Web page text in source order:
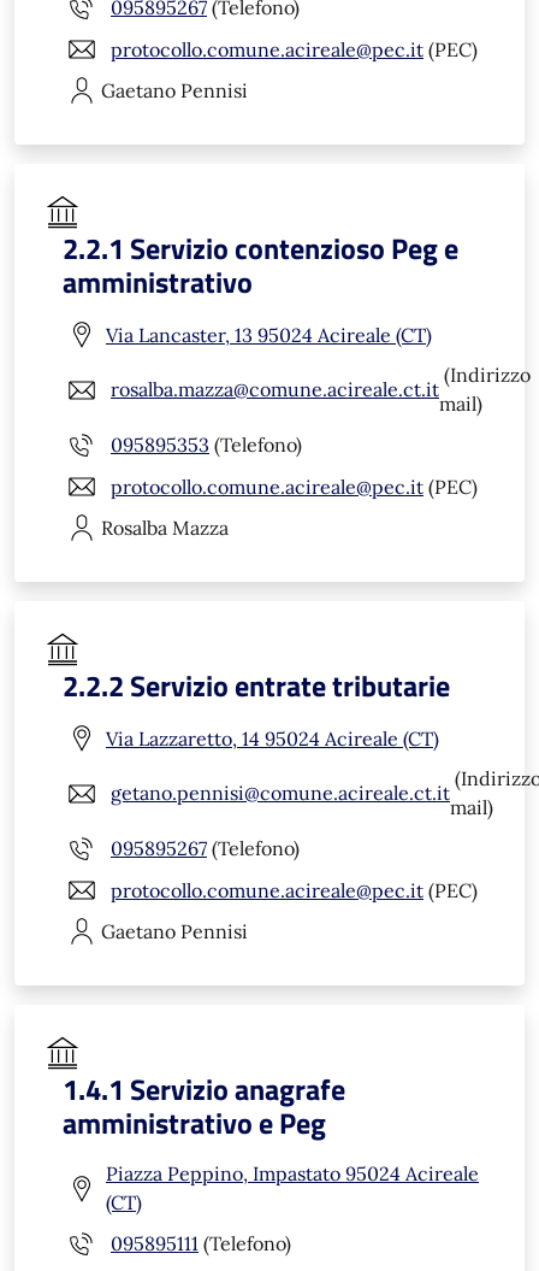
095895267 (Telefono)
protocollo.comune.acireale@pec.it (PEC)
Gaetano Pennisi
2.2.1 Servizio contenzioso Peg e
amministrativo
Via Lancaster, 13 95024 Acireale (CT)
rosalba.mazza@comune.acireale.ct.it
(Indirizzo
mail)
095895353 (Telefono)
protocollo.comune.acireale@pec.it (PEC)
Rosalba Mazza
2.2.2 Servizio entrate tributarie
Via Lazzaretto, 14 95024 Acireale (CT)
getano.pennisi@comune.acireale.ct.it
mail)
095895267 (Telefono)
protocollo.comune.acireale@pec.it (PEC)
Gaetano Pennisi
1.4.1 Servizio anagrafe
amministrativo e Peg
Piazza Peppino, Impastato 95024 Acireale
(CT)
095895111 (Telefono)